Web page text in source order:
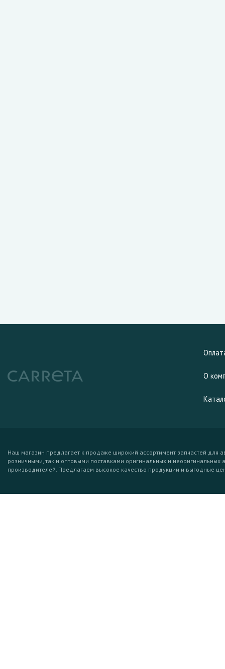
О
Наш магазин предлагает к продаже широкий ассортимент запчастей для
розничными, так и оптовыми поставками оригинальных и неоригинальных
производителей. Предлагаем высокое качество продукции и выгодные